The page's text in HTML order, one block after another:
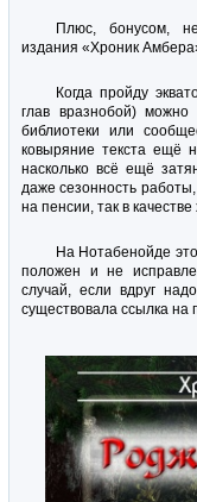
Плюс, бонусом,
издания «Хроник
Когда пройду
глав вразнобой) можно
библиотеки или
ковыряние текста ещё
насколько всё ещё
даже сезонность
на пенсии, так в
На Нотабенойде
положен и не
случай, если вдруг
существовала ссылка на